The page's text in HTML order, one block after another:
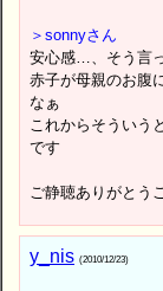
＞sonnyさん
安心感…、そう言
赤子が母親のお腹
なぁ
これからそういう
です
ご静聴ありがとう
y_nis (2010/12/23)